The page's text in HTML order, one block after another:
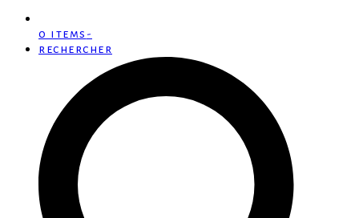
0 items -
rechercher